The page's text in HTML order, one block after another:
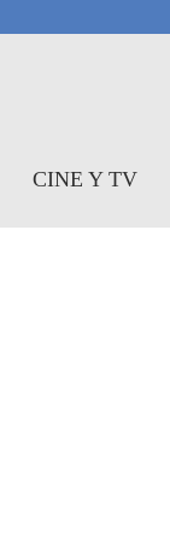
CINE Y TV